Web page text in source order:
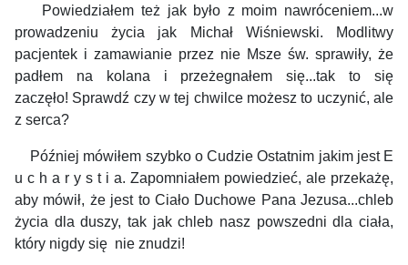
Powiedziałem też jak było z moim nawróceniem...w
prowadzeniu życia jak Michał Wiśniewski. Modlitwy
pacjentek i zamawianie przez nie Msze św. sprawiły, że
padłem na kolana i przeżegnałem się...tak to się
zaczęło! Sprawdź czy w tej chwilce możesz to uczynić, ale
z serca?
Później mówiłem szybko o Cudzie Ostatnim jakim jest E
u c h a r y s t i a. Zapomniałem powiedzieć, ale przekażę,
aby mówił, że jest to Ciało Duchowe Pana Jezusa...chleb
życia dla duszy, tak jak chleb nasz powszedni dla ciała,
który nigdy się nie znudzi!